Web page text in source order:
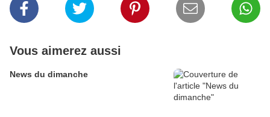
Vous aimerez aussi
News du dimanche